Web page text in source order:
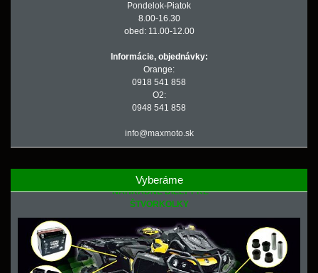
Pondelok-Piatok
8.00-16.30
obed: 11.00-12.00
Informácie, objednávky:
Orange:
0918 541 858
O2:
0948 541 858
info@maxmoto.sk
Vyberáme
NÁHRADNÉ DIELY PRE
ŠTVORKOLKY